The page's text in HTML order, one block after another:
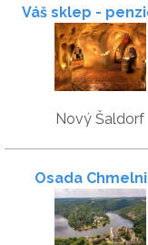
Váš sklep -
vinný sklep
Nový Šaldorf
Osada